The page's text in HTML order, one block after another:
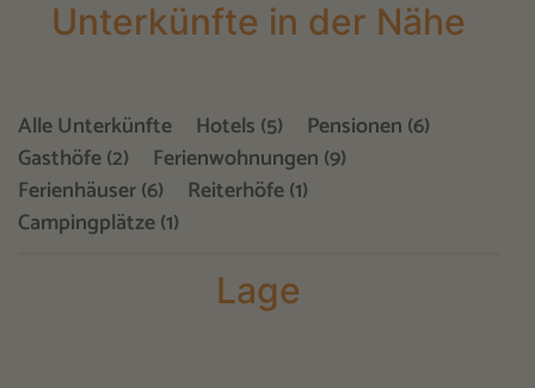
Unterkünfte in der Nähe
Alle Unterkünfte Hotels (5)
Pensionen (6)
Gasthöfe (2)
Ferienwohnungen (9)
Ferienhäuser (6)
Reiterhöfe (1)
Campingplätze (1)
Lage